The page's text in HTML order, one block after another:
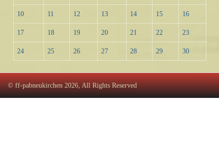
10 11 12 13 14 15 16
17 18 19 20 21 22 23
24 25 26 27 28 29 30
© ff-pabneukirchen 2026, All Rights Reserved